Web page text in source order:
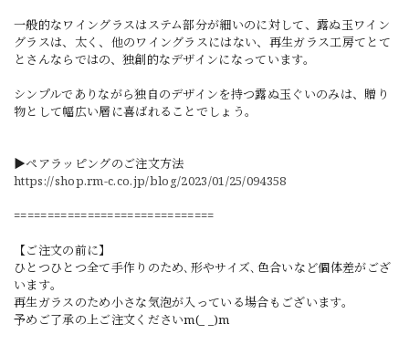
一般的なワイングラスはステム部分が細いのに対して、露ぬ玉ワイン
グラスは、太く、他のワイングラスにはない、再生ガラス工房てとて
とさんならではの、独創的なデザインになっています。
シンプルでありながら独自のデザインを持つ露ぬ玉ぐいのみは、贈り
物として幅広い層に喜ばれることでしょう。
▶ペアラッピングのご注文方法
https://shop.rm-c.co.jp/blog/2023/01/25/094358
==============================
【ご注文の前に】
ひとつひとつ全て手作りのため､形やサイズ､色合いなど個体差がござ
います｡
再生ガラスのため小さな気泡が入っている場合もございます。
予めご了承の上ご注文くださいm(_ _)m